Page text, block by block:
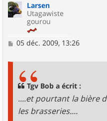
Larsen
Utagawiste
gourou
M
05 déc. 2009, 13:26
Tgv Bob a écrit :
....et pourtant la bière
les brasseries....